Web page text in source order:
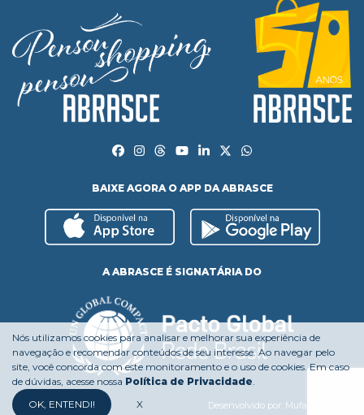
BAIXE AGORA O APP DA ABRASCE
A ABRASCE É SIGNATÁRIA DO
Desenvolvido por: Mufasa Agency
Nós utilizamos cookies para analisar e melhorar sua experiência de
navegação e recomendar conteúdos de seu interesse. Ao navegar pelo
site, você concorda com este monitoramento e o uso de cookies. Em caso
de dúvidas, acesse nossa Política de Privacidade.
OK, ENTENDI!
X